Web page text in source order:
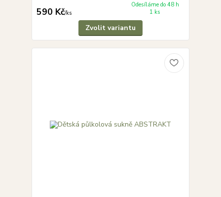
590 Kč/ks
Odesíláme do 48 h
1 ks
Zvolit variantu